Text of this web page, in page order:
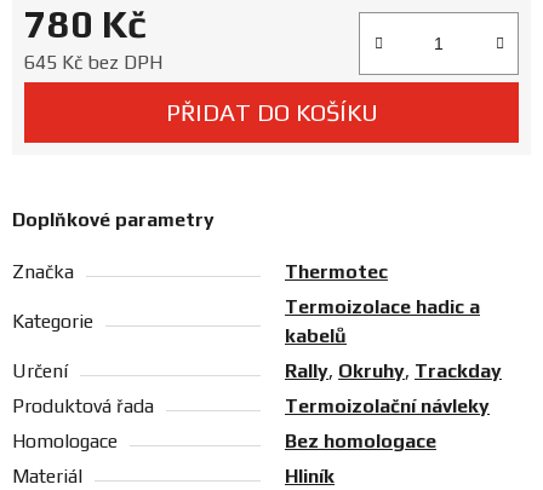
a
katalogy
780 Kč
645 Kč bez DPH
PŘIDAT DO KOŠÍKU
Doplňkové parametry
Značka Thermotec
Kategorie
Termoizolace hadic a
kabelů
Určení
Rally, Okruhy, Trackday
Produktová řada
Termoizolační návleky
Homologace
Bez homologace
Materiál
Hliník